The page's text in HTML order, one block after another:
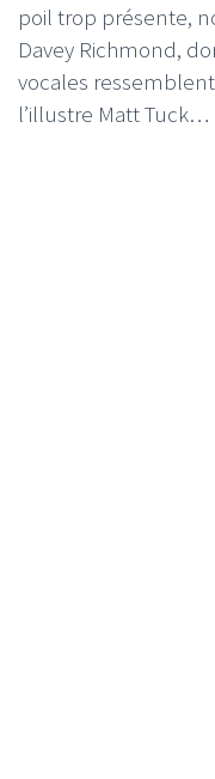
poil trop présente,
Davey Richmond,
vocales
l’illustre Matt Tuck…